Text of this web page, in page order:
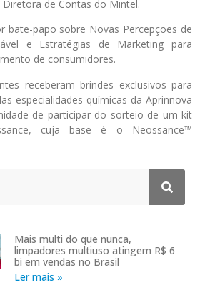
de Contas do Mintel.
bate-papo sobre Novas Percepções de
e Estratégias de Marketing para
de consumidores.
receberam brindes exclusivos para
especialidades químicas da Aprinnova
de participar do sorteio de um kit
cuja base é o Neossance™
Mais multi do que nunca,
limpadores multiuso atingem R$ 6
bi em vendas no Brasil
Ler mais »